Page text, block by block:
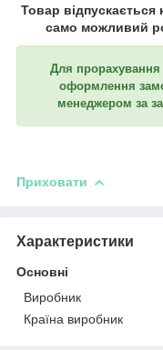
Товар відпускається
само можливий
Для прорахування
оформлення
менеджером за
Приховати
Характеристики
Основні
Виробник
Країна виробник